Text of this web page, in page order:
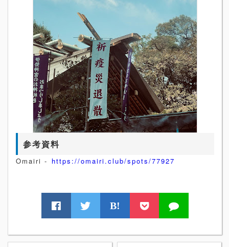
参考資料
Omairi - https://omairi.club/spots/77927
B!